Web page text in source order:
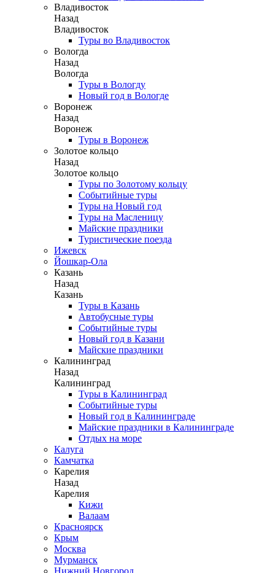
Владивосток
Назад
Владивосток
Туры во Владивосток
Вологда
Назад
Вологда
Туры в Вологду
Новый год в Вологде
Воронеж
Назад
Воронеж
Туры в Воронеж
Золотое кольцо
Назад
Золотое кольцо
Туры по Золотому кольцу
Событийные туры
Туры на Новый год
Туры на Масленицу
Майские праздники
Туристические поезда
Ижевск
Йошкар-Ола
Казань
Назад
Казань
Туры в Казань
Автобусные туры
Событийные туры
Новый год в Казани
Майские праздники
Калининград
Назад
Калининград
Туры в Калининград
Событийные туры
Новый год в Калининграде
Майские праздники в Калининграде
Отдых на море
Калуга
Камчатка
Карелия
Назад
Карелия
Кижи
Валаам
Красноярск
Крым
Москва
Мурманск
Нижний Новгород